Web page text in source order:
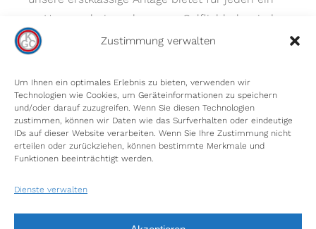
Zustimmung verwalten
Um Ihnen ein optimales Erlebnis zu bieten, verwenden wir
Technologien wie Cookies, um Geräteinformationen zu speichern
und/oder darauf zuzugreifen. Wenn Sie diesen Technologien
zustimmen, können wir Daten wie das Surfverhalten oder eindeutige
IDs auf dieser Website verarbeiten. Wenn Sie Ihre Zustimmung nicht
erteilen oder zurückziehen, können bestimmte Merkmale und
Funktionen beeinträchtigt werden.
Dienste verwalten
zu Hause – bei uns kommen Golfliebhaber jeder
Spielstärke auf ihre Kosten.
INFORMIEREN SIE SICH
Gästeinformationen